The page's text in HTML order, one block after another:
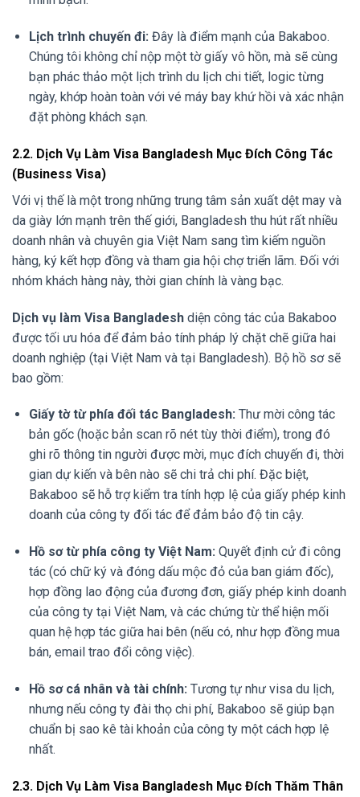
Lịch trình chuyến đi: Đây là điểm mạnh của Bakaboo.
Chúng tôi không chỉ nộp một tờ giấy vô hồn, mà sẽ cùng
bạn phác thảo một lịch trình du lịch chi tiết, logic từng
ngày, khớp hoàn toàn với vé máy bay khứ hồi và xác nhận
đặt phòng khách sạn.
2.2. Dịch Vụ Làm Visa Bangladesh Mục Đích Công Tác
(Business Visa)
Với vị thế là một trong những trung tâm sản xuất dệt may và
da giày lớn mạnh trên thế giới, Bangladesh thu hút rất nhiều
doanh nhân và chuyên gia Việt Nam sang tìm kiếm nguồn
hàng, ký kết hợp đồng và tham gia hội chợ triển lãm. Đối với
nhóm khách hàng này, thời gian chính là vàng bạc.
Dịch vụ làm Visa Bangladesh diện công tác của Bakaboo
được tối ưu hóa để đảm bảo tính pháp lý chặt chẽ giữa hai
doanh nghiệp (tại Việt Nam và tại Bangladesh). Bộ hồ sơ sẽ
bao gồm:
Giấy tờ từ phía đối tác Bangladesh: Thư mời công tác
bản gốc (hoặc bản scan rõ nét tùy thời điểm), trong đó
ghi rõ thông tin người được mời, mục đích chuyến đi, thời
gian dự kiến và bên nào sẽ chi trả chi phí. Đặc biệt,
Bakaboo sẽ hỗ trợ kiểm tra tính hợp lệ của giấy phép kinh
doanh của công ty đối tác để đảm bảo độ tin cậy.
Hồ sơ từ phía công ty Việt Nam: Quyết định cử đi công
tác (có chữ ký và đóng dấu mộc đỏ của ban giám đốc),
hợp đồng lao động của đương đơn, giấy phép kinh doanh
của công ty tại Việt Nam, và các chứng từ thể hiện mối
quan hệ hợp tác giữa hai bên (nếu có, như hợp đồng mua
bán, email trao đổi công việc).
Hồ sơ cá nhân và tài chính: Tương tự như visa du lịch,
nhưng nếu công ty đài thọ chi phí, Bakaboo sẽ giúp bạn
chuẩn bị sao kê tài khoản của công ty một cách hợp lệ
nhất.
2.3. Dịch Vụ Làm Visa Bangladesh Mục Đích Thăm Thân